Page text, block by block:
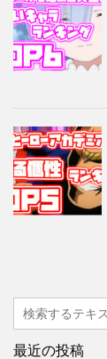
最近の投稿